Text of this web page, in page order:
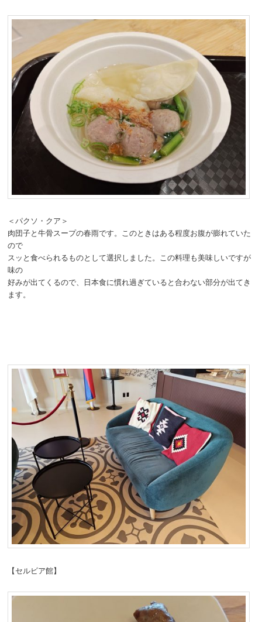
＜パクソ・クア＞
肉団子と牛骨スープの春雨です。このときはある程度お腹が膨れていた
ので
スッと食べられるものとして選択しました。この料理も美味しいですが
味の
好みが出てくるので、日本食に慣れ過ぎていると合わない部分が出てき
ます。
【セルビア館】